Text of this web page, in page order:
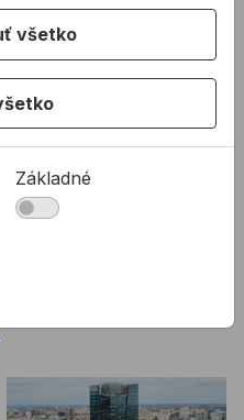
993 KIT
DOWSIL 993 KIT
zasklenia -
DOWSIL 993 KIT
DOWSIL 993
všetko
Základné